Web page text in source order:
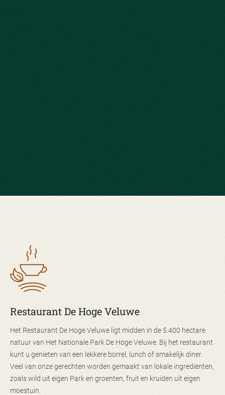
Restaurant De Hoge Veluwe
Het Restaurant De Hoge Veluwe ligt midden in de 5.400 hectare
natuur van Het Nationale Park De Hoge Veluwe. Bij het restaurant
kunt u genieten van een lekkere borrel, lunch of smakelijk diner.
Veel van onze gerechten worden gemaakt van lokale ingrediënten,
zoals wild uit eigen Park en groenten, fruit en kruiden uit eigen
moestuin.